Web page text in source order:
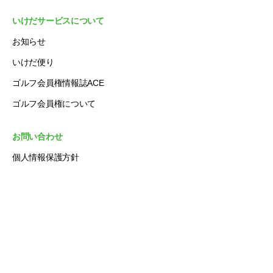
いけだサービスについて
お知らせ
いけだ便り
ゴルフ会員権情報誌ACE
ゴルフ会員権について
お問い合わせ
個人情報保護方針